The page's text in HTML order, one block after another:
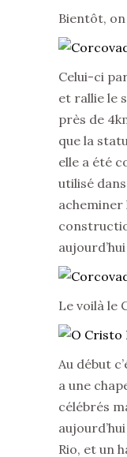
Bientôt,
Celui-ci
et rallie le
près de
que la
elle a été
utilisé
acheminer
Le voilà le
Au début
a une
célébrés
Rio, et un